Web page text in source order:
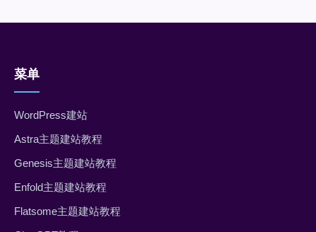
菜单
WordPress建站
Astra主题建站教程
Genesis主题建站教程
Enfold主题建站教程
Flatsome主题建站教程